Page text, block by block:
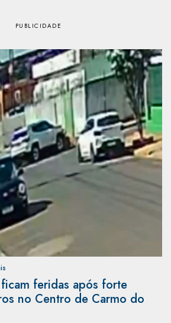
feridas após forte
no Centro de Carmo do